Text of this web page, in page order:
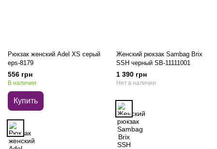
Рюкзак женский Adel XS серый
eps-8179
556 грн
В наличии
Купить
Женский рюкзак Sambag Brix
SSH черный SB-11111001
1 390 грн
Нет в наличии